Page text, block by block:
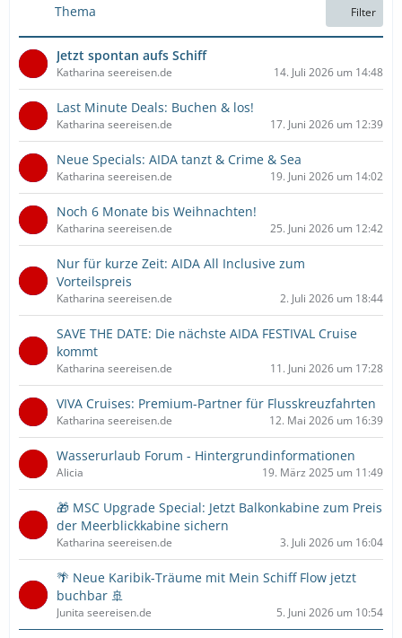
Thema Filter
Jetzt spontan aufs Schiff
Katharina seereisen.de 14. Juli 2026 um 14:48
Last Minute Deals: Buchen & los!
Katharina seereisen.de 17. Juni 2026 um 12:39
Neue Specials: AIDA tanzt & Crime & Sea
Katharina seereisen.de 19. Juni 2026 um 14:02
Noch 6 Monate bis Weihnachten!
Katharina seereisen.de 25. Juni 2026 um 12:42
Nur für kurze Zeit: AIDA All Inclusive zum
Vorteilspreis
Katharina seereisen.de 2. Juli 2026 um 18:44
SAVE THE DATE: Die nächste AIDA FESTIVAL Cruise
kommt
Katharina seereisen.de 11. Juni 2026 um 17:28
VIVA Cruises: Premium-Partner für Flusskreuzfahrten
Katharina seereisen.de 12. Mai 2026 um 16:39
Wasserurlaub Forum - Hintergrundinformationen
Alicia 19. März 2025 um 11:49
🎁 MSC Upgrade Special: Jetzt Balkonkabine zum Preis
der Meerblickkabine sichern
Katharina seereisen.de 3. Juli 2026 um 16:04
🌴 Neue Karibik-Träume mit Mein Schiff Flow jetzt
buchbar 🚢
Junita seereisen.de 5. Juni 2026 um 10:54